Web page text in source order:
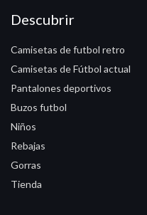
Descubrir
Camisetas de futbol retro
Camisetas de Fútbol actual
Pantalones deportivos
Buzos futbol
Niños
Rebajas
Gorras
Tienda